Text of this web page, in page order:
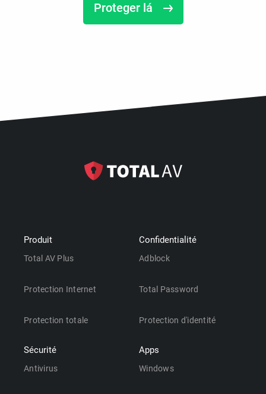
Proteger lá
Produit
Total AV Plus
Protection Internet
Protection totale
Sécurité
Antivirus
Confidentialité
Adblock
Total Password
Protection d'identité
Apps
Windows